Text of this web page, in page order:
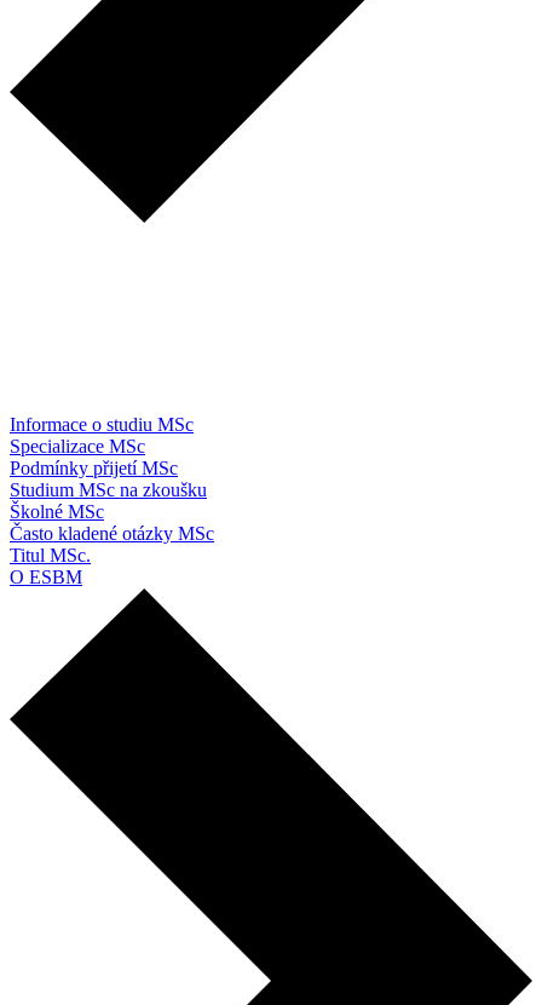
Informace o studiu MSc
Specializace MSc
Podmínky přijetí MSc
Studium MSc na zkoušku
Školné MSc
Často kladené otázky MSc
Titul MSc.
O ESBM